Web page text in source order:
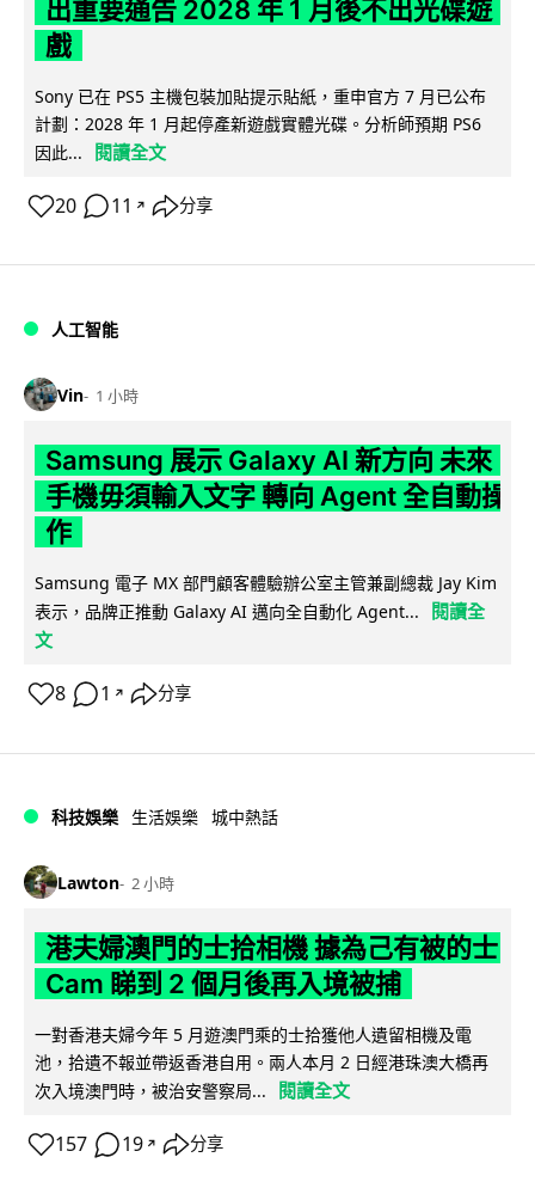
出重要通告 2028 年 1 月後不出光碟遊
戲
Sony 已在 PS5 主機包裝加貼提示貼紙，重申官方 7 月已公布
計劃：2028 年 1 月起停產新遊戲實體光碟。分析師預期 PS6
因此...
閱讀全文
20 11 ↗ 分享
人工智能
Vin 1 小時
Samsung 展示 Galaxy AI 新方向 未來
手機毋須輸入文字 轉向 Agent 全自動操
作
Samsung 電子 MX 部門顧客體驗辦公室主管兼副總裁 Jay Kim
表示，品牌正推動 Galaxy AI 邁向全自動化 Agent...
閱讀全
文
8 1 ↗ 分享
科技娛樂 生活娛樂 城中熱話
Lawton 2 小時
港夫婦澳門的士拾相機 據為己有被的士
Cam 睇到 2 個月後再入境被捕
一對香港夫婦今年 5 月遊澳門乘的士拾獲他人遺留相機及電
池，拾遺不報並帶返香港自用。兩人本月 2 日經港珠澳大橋再
次入境澳門時，被治安警察局...
閱讀全文
157 19 ↗ 分享